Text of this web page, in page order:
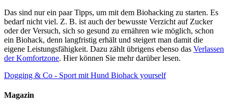
Das sind nur ein paar Tipps, um mit dem Biohacking zu starten. Es
bedarf nicht viel. Z. B. ist auch der bewusste Verzicht auf Zucker
oder der Versuch, sich so gesund zu ernähren wie möglich, schon
ein Biohack, denn langfristig erhält und steigert man damit die
eigene Leistungsfähigkeit. Dazu zählt übrigens ebenso das Verlassen
der Komfortzone. Hier können Sie mehr darüber lesen.
Dogging & Co - Sport mit Hund Biohack yourself
Magazin